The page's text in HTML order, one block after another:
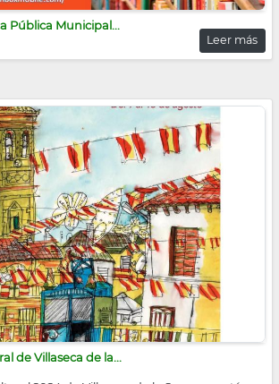
Pública Municipal...
Leer más
de Villaseca de la...